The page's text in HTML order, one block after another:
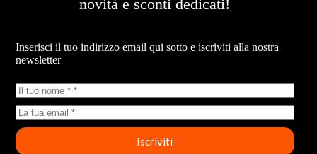
novità e sconti dedicati!
Inserisci il tuo indirizzo email qui sotto e iscriviti alla nostra
newsletter
Iscriviti